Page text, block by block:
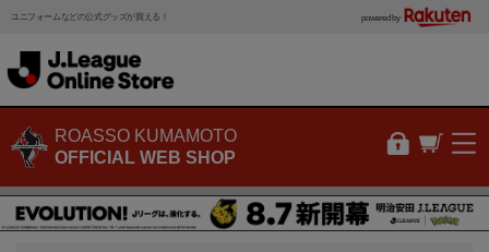
ユニフォームなどの公式グッズが買える！ powered by
ROASSO KUMAMOTO
OFFICIAL WEB SHOP